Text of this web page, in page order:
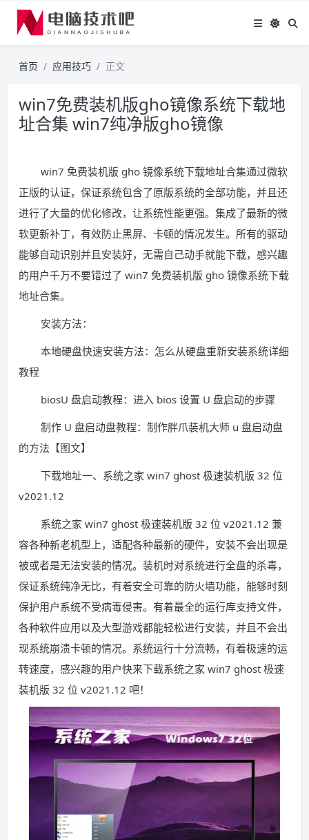
首页 应用技巧 正文
win7免费装机版gho镜像系统下载地
址合集 win7纯净版gho镜像
win7 免费装机版 gho 镜像系统下载地址合集通过微软
正版的认证，保证系统包含了原版系统的全部功能，并且还
进行了大量的优化修改，让系统性能更强。集成了最新的微
软更新补丁，有效防止黑屏、卡顿的情况发生。所有的驱动
能够自动识别并且安装好，无需自己动手就能下载，感兴趣
的用户千万不要错过了 win7 免费装机版 gho 镜像系统下载
地址合集。
安装方法：
本地硬盘快速安装方法：怎么从硬盘重新安装系统详细
教程
biosU 盘启动教程：进入 bios 设置 U 盘启动的步骤
制作 U 盘启动盘教程：制作胖爪装机大师 u 盘启动盘
的方法【图文】
下载地址一、系统之家 win7 ghost 极速装机版 32 位
v2021.12
系统之家 win7 ghost 极速装机版 32 位 v2021.12 兼
容各种新老机型上，适配各种最新的硬件，安装不会出现是
被或者是无法安装的情况。装机时对系统进行全盘的杀毒，
保证系统纯净无比，有着安全可靠的防火墙功能，能够时刻
保护用户系统不受病毒侵害。有着最全的运行库支持文件，
各种软件应用以及大型游戏都能轻松进行安装，并且不会出
现系统崩溃卡顿的情况。系统运行十分流畅，有着极速的运
转速度，感兴趣的用户快来下载系统之家 win7 ghost 极速
装机版 32 位 v2021.12 吧！